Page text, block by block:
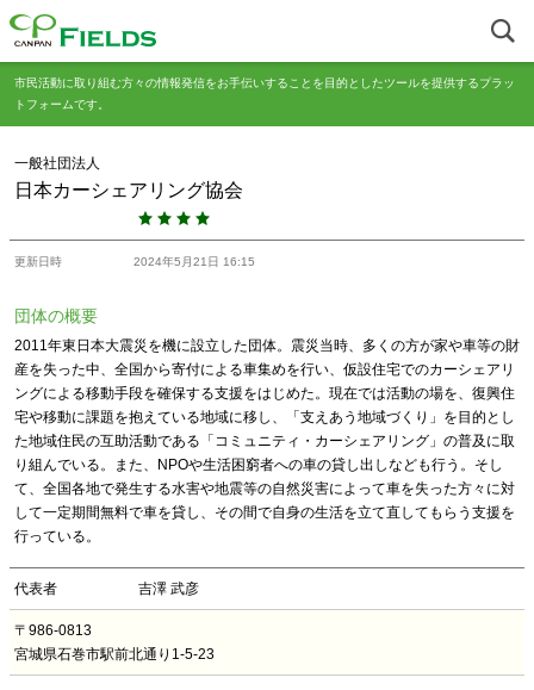
市民活動に取り組む方々の情報発信をお手伝いすることを目的としたツールを提供するプラッ
トフォームです。
一般社団法人
日本カーシェアリング協会
更新日時 2024年5月21日 16:15
団体の概要
2011年東日本大震災を機に設立した団体。震災当時、多くの方が家や車等の財
産を失った中、全国から寄付による車集めを行い、仮設住宅でのカーシェアリ
ングによる移動手段を確保する支援をはじめた。現在では活動の場を、復興住
宅や移動に課題を抱えている地域に移し、「支えあう地域づくり」を目的とし
た地域住民の互助活動である「コミュニティ・カーシェアリング」の普及に取
り組んでいる。また、NPOや生活困窮者への車の貸し出しなども行う。そし
て、全国各地で発生する水害や地震等の自然災害によって車を失った方々に対
して一定期間無料で車を貸し、その間で自身の生活を立て直してもらう支援を
行っている。
代表者 吉澤 武彦
〒986-0813
宮城県石巻市駅前北通り1-5-23